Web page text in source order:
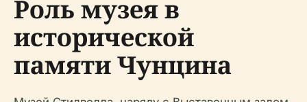
Роль музея в
исторической
памяти Чунцина